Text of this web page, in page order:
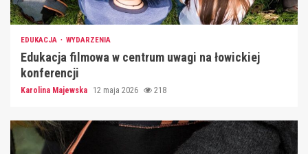
EDUKACJA WYDARZENIA
Edukacja filmowa w centrum uwagi na łowickiej
konferencji
Karolina Majewska 12 maja 2026 218